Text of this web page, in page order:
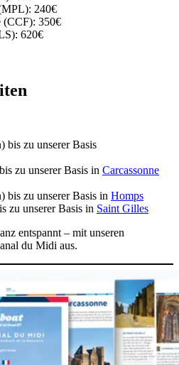
240€
(CCF): 350€
620€
bis zu unserer Basis
zu unserer Basis in Carcassonne
bis zu unserer Basis in Homps
zu unserer Basis in Saint Gilles
entspannt – mit unseren
du Midi aus.